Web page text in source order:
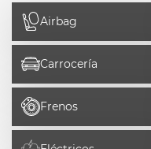
Airbag
Carrocería
Frenos